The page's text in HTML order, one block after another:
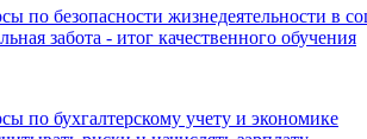
по безопасности жизнедеятельности в
забота - итог качественного обучения
по бухгалтерскому учету и экономике